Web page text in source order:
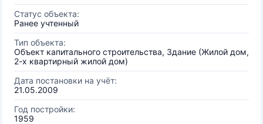
Статус объекта:
Ранее учтенный
Тип объекта:
Объект капитального строительства, Здание (Жилой дом,
2-х квартирный жилой дом)
Дата постановки на учёт:
21.05.2009
Год постройки:
1959